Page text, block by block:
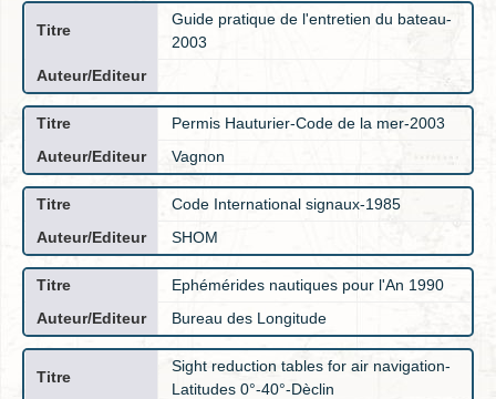
Guide pratique de l'entretien du bateau-
2003
Permis Hauturier-Code de la mer-2003
Vagnon
Code International signaux-1985
SHOM
Ephémérides nautiques pour l'An 1990
Bureau des Longitude
Sight reduction tables for air navigation-
Latitudes 0°-40°-Dèclin